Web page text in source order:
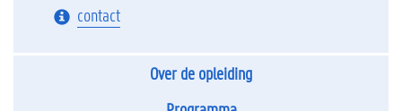
contact
Over de opleiding